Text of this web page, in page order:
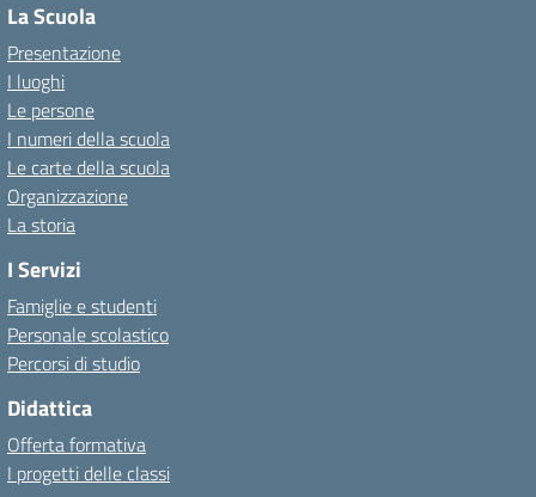
La Scuola
Presentazione
I luoghi
Le persone
I numeri della scuola
Le carte della scuola
Organizzazione
La storia
I Servizi
Famiglie e studenti
Personale scolastico
Percorsi di studio
Didattica
Offerta formativa
I progetti delle classi